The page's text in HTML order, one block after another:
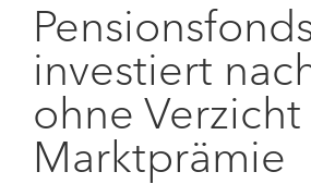
investiert
ohne
Marktprämie